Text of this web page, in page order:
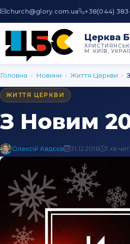
au.moc.yrolg@hcruhc +38(044)
Церква
М. КИЇВ,
Головна › Новини › Життя Церкви ›
ЖИТТЯ ЦЕРКВИ
З Новим
Олексій Авдєєв 31.12.2016 1 хв